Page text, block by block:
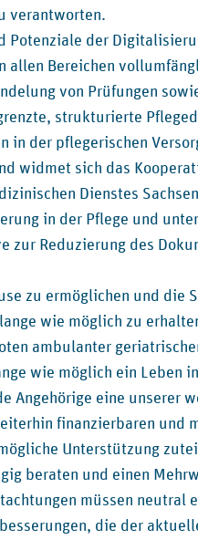
company/
verantworten.
Potenziale der
allen Bereichen
von Prüfungen
strukturierte
in der pflegerischen
widmet sich das
Dienstes
in der Pflege und
zur Reduzierung des
zu ermöglichen und die
wie möglich zu
ambulanter
wie möglich ein Leben
Angehörige eine unserer
finanzierbaren und
Unterstützung
beraten und einen
müssen
die der